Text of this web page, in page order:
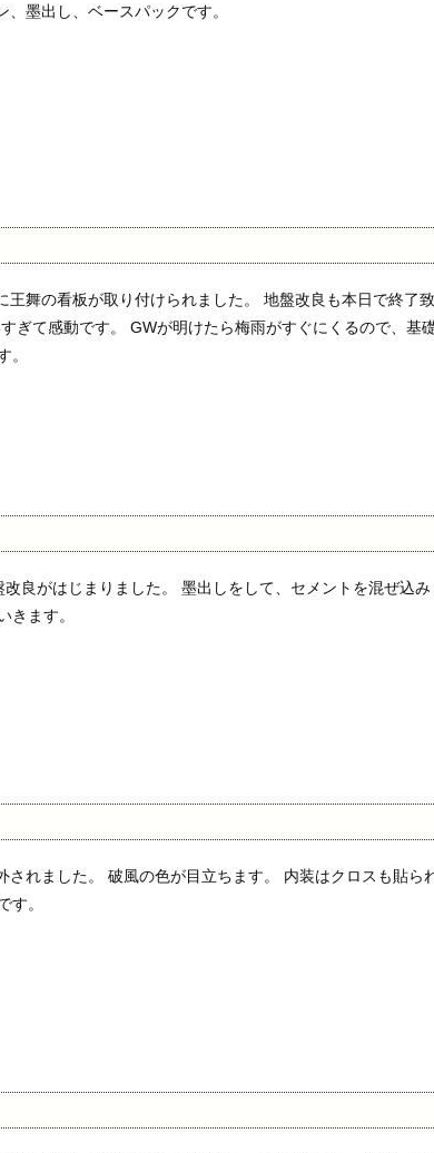
出し、ベースパックです。
の看板が取り付けられました。 地盤改良も本日で終了
ぎて感動です。 GWが明けたら梅雨がすぐにくるので、基
。
がはじまりました。 墨出しをして、セメントを混ぜ込み
きます。
ました。 破風の色が目立ちます。 内装はクロスも貼ら
す。